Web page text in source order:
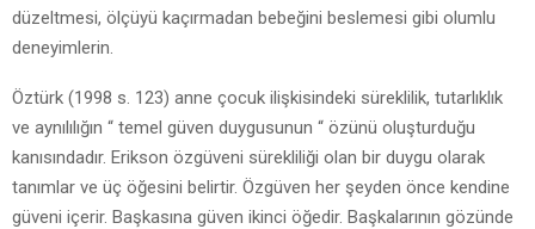
düzeltmesi, ölçüyü kaçırmadan bebeğini beslemesi gibi olumlu
deneyimlerin.
Öztürk (1998 s. 123) anne çocuk ilişkisindeki süreklilik, tutarlıklık
ve aynılılığın “ temel güven duygusunun “ özünü oluşturduğu
kanısındadır. Erikson özgüveni sürekliliği olan bir duygu olarak
tanımlar ve üç öğesini belirtir. Özgüven her şeyden önce kendine
güveni içerir. Başkasına güven ikinci öğedir. Başkalarının gözünde